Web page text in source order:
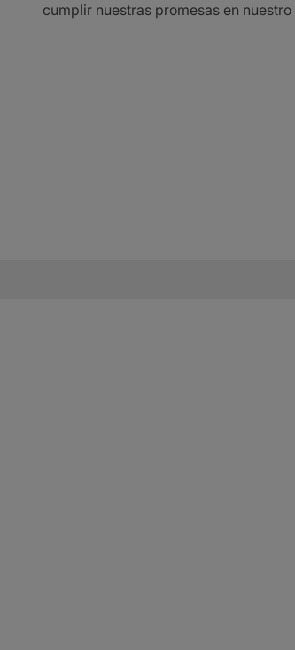
cumplir nuestras promesas en nuestro